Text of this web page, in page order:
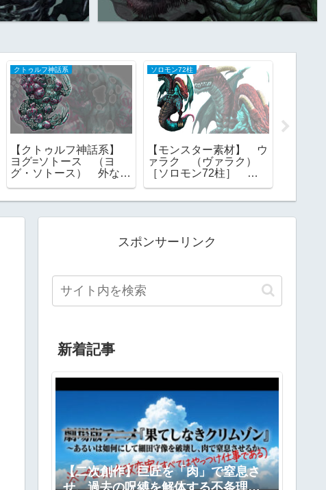
クトゥルフ神話系
【クトゥルフ神話系】
ヨグ=ソトース （ヨ
グ・ソトース） 外なる
ソロモン72柱
【モンスター素材】 ウ
ァラク （ヴァラク）
［ソロモン72柱］ 総
スポンサーリンク
新着記事
【二次創作】巨匠を「肉」で窒息さ